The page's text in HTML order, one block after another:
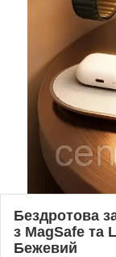
Бездротова
з MagSafe та
Бежевий